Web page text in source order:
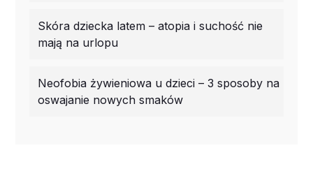
Skóra dziecka latem – atopia i suchość nie
mają na urlopu
Neofobia żywieniowa u dzieci – 3 sposoby na
oswajanie nowych smaków